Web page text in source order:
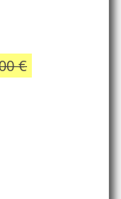
€